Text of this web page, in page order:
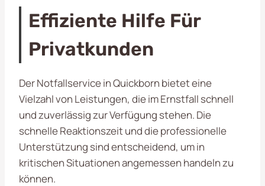
Effiziente Hilfe Für
Privatkunden
Der Notfallservice in Quickborn bietet eine
Vielzahl von Leistungen, die im Ernstfall schnell
und zuverlässig zur Verfügung stehen. Die
schnelle Reaktionszeit und die professionelle
Unterstützung sind entscheidend, um in
kritischen Situationen angemessen handeln zu
können.